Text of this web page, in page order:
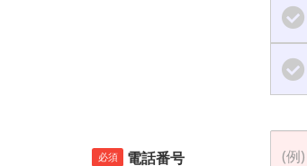
必須 電話番号